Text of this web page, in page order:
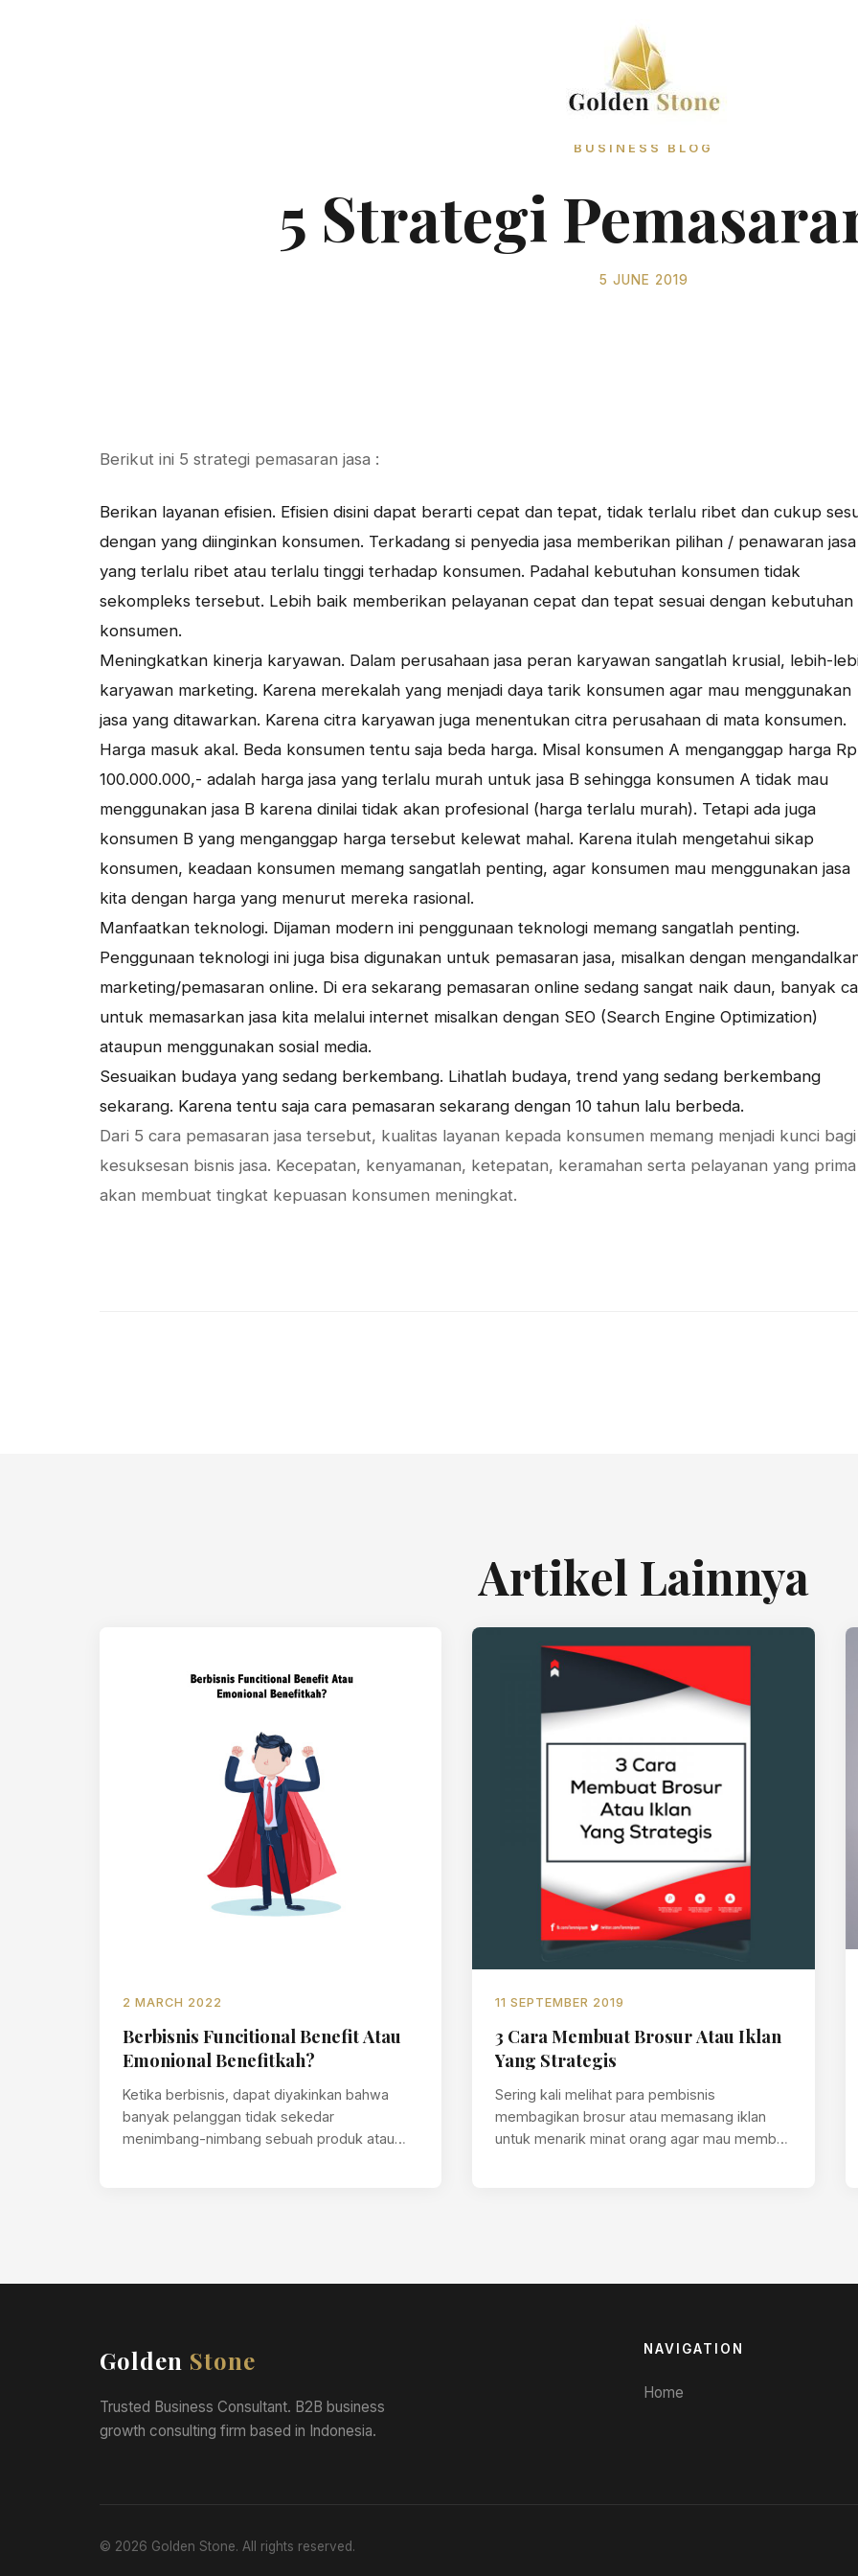
BUSINESS BLOG
5 Strategi
5 JUNE 2019
Berikut ini 5 strategi pemasaran jasa :
Berikan layanan efisien. Efisien disini dapat berarti cepat dan tepat, tidak terlalu ribet dan cukup
dengan yang diinginkan konsumen. Terkadang si penyedia jasa memberikan pilihan / penawaran jasa
yang terlalu ribet atau terlalu tinggi terhadap konsumen. Padahal kebutuhan konsumen tidak
sekompleks tersebut. Lebih baik memberikan pelayanan cepat dan tepat sesuai dengan kebutuhan
konsumen.
Meningkatkan kinerja karyawan. Dalam perusahaan jasa peran karyawan sangatlah krusial, lebih-
karyawan marketing. Karena merekalah yang menjadi daya tarik konsumen agar mau menggunakan
jasa yang ditawarkan. Karena citra karyawan juga menentukan citra perusahaan di mata konsumen.
Harga masuk akal. Beda konsumen tentu saja beda harga. Misal konsumen A menganggap harga Rp
100.000.000,- adalah harga jasa yang terlalu murah untuk jasa B sehingga konsumen A tidak mau
menggunakan jasa B karena dinilai tidak akan profesional (harga terlalu murah). Tetapi ada juga
konsumen B yang menganggap harga tersebut kelewat mahal. Karena itulah mengetahui sikap
konsumen, keadaan konsumen memang sangatlah penting, agar konsumen mau menggunakan jasa
kita dengan harga yang menurut mereka rasional.
Manfaatkan teknologi. Dijaman modern ini penggunaan teknologi memang sangatlah penting.
Penggunaan teknologi ini juga bisa digunakan untuk pemasaran jasa, misalkan dengan
marketing/pemasaran online. Di era sekarang pemasaran online sedang sangat naik daun, banyak
untuk memasarkan jasa kita melalui internet misalkan dengan SEO (Search Engine Optimization)
ataupun menggunakan sosial media.
Sesuaikan budaya yang sedang berkembang. Lihatlah budaya, trend yang sedang berkembang
sekarang. Karena tentu saja cara pemasaran sekarang dengan 10 tahun lalu berbeda.
Dari 5 cara pemasaran jasa tersebut, kualitas layanan kepada konsumen memang menjadi kunci bagi
kesuksesan bisnis jasa. Kecepatan, kenyamanan, ketepatan, keramahan serta pelayanan yang prima
akan membuat tingkat kepuasan konsumen meningkat.
Artikel Lainnya
2 MARCH 2022
Berbisnis Funcitional Benefit Atau
Emonional Benefitkah?
Ketika berbisnis, dapat diyakinkan bahwa
banyak pelanggan tidak sekedar
menimbang-nimbang sebuah produk atau
11 SEPTEMBER 2019
3 Cara Membuat Brosur Atau Iklan
Yang Strategis
Sering kali melihat para pembisnis
membagikan brosur atau memasang iklan
untuk menarik minat orang agar mau membeli
Golden Stone
Trusted Business Consultant. B2B business
growth consulting firm based in Indonesia.
NAVIGATION
Home
© 2026 Golden Stone. All rights reserved.